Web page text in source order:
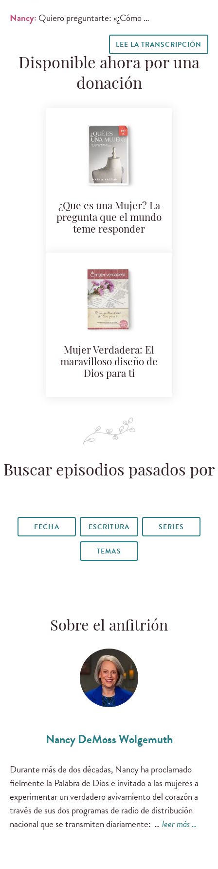
Nancy: Quiero preguntarte: «¿Cómo …
LEE LA TRANSCRIPCIÓN
Disponible ahora por una
donación
¿Que es una Mujer? La
pregunta que el mundo
teme responder
Mujer Verdadera: El
maravilloso diseño de
Dios para ti
Buscar episodios pasados por
FECHA ESCRITURA SERIES
TEMAS
Sobre el anfitrión
Nancy DeMoss Wolgemuth
Durante más de dos décadas, Nancy ha proclamado
fielmente la Palabra de Dios e invitado a las mujeres a
experimentar un verdadero avivamiento del corazón a
través de sus dos programas de radio de distribución
nacional que se transmiten diariamente: …leer más …